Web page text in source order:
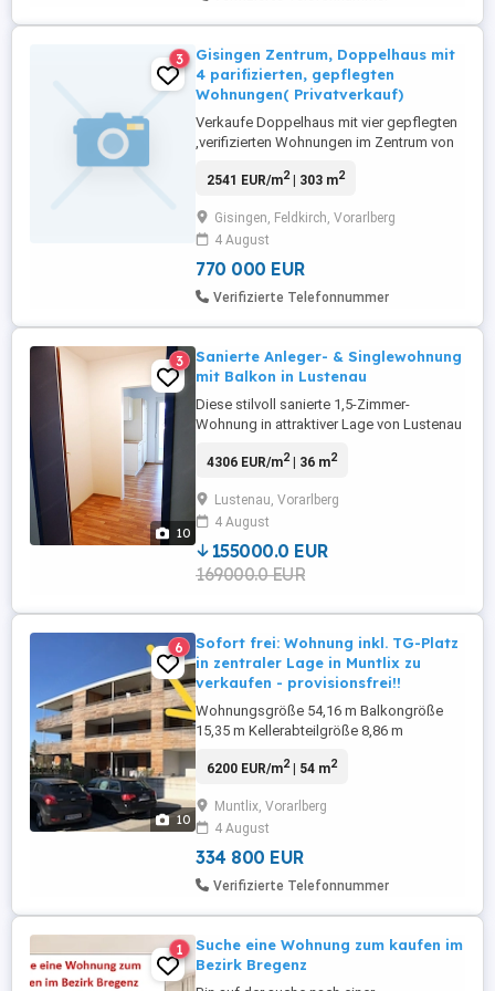
3
Gisingen Zentrum, Doppelhaus mit
4 parifizierten, gepflegten
Wohnungen( Privatverkauf)
Verkaufe Doppelhaus mit vier gepflegten
,verifizierten Wohnungen im Zentrum von
zu Liechtenstein und der Grenze zur
nach Deutschland circa 30 km entfernt.
Das Einmalige Objekt befindet sich in
absoluter Bestlage im Zentrum ...
2541 EUR/m2| 303 m2
Gisingen, Feldkirch, Vorarlberg
4 August
770 000 EUR
Verifizierte Telefonnummer
10
3
Sanierte Anleger- & Singlewohnung
mit Balkon in Lustenau
Diese stilvoll sanierte 1,5-Zimmer-
Wohnung in attraktiver Lage von Lustenau
modernem Wohnkomfort, guter
als Kapitalanlage, gemütliches Zuhause
für Singles oder ideale Wohnung für
Grenzgänger diese Immobilie überzeugt
auf ...
4306 EUR/m2| 36 m2
Lustenau, Vorarlberg
4 August
155000.0 EUR
169000.0 EUR
10
6
Sofort frei: Wohnung inkl. TG-Platz
in zentraler Lage in Muntlix zu
verkaufen - provisionsfrei!!
Wohnungsgröße 54,16 m Balkongröße
15,35 m Kellerabteilgröße 8,86 m
monatliche Betriebskosten: Whg 172,36
monatliche Rücklagen: Wohnung 55,47 +
TG-PLatz 5,46 1. Obergeschoß
kostengünstige Erdwärmepumpe +
6200 EUR/m2| 54 m2
Muntlix, Vorarlberg
4 August
334 800 EUR
Verifizierte Telefonnummer
1
Suche eine Wohnung zum kaufen im
Bezirk Bregenz